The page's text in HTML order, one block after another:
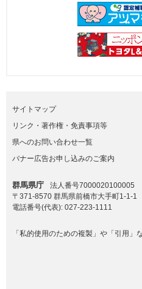
サイトマップ
リンク・著作権・免責事項等
県へのお問い合わせ一覧
バナー広告お申し込みのご案内
群馬県庁
法人番号7000020100005
〒371-8570 群馬県前橋市大手町1-1-1
電話番号(代表): 027-223-1111
「私的使用のための複製」や「引用